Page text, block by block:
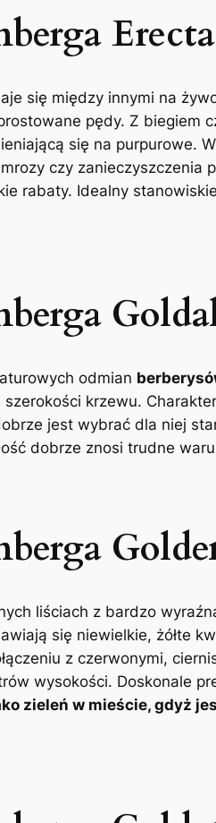
Erecta
się między innymi na
pędy. Z biegiem
się na purpurowe.
czy zanieczyszczenia
rabaty. Idealny
odmian
krzewu.
jest wybrać dla niej
dobrze znosi trudne
liściach z bardzo
się niewielkie, żółte
z czerwonymi,
wysokości. Doskonale
zieleń w mieście, gdyż